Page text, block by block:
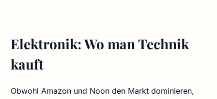
Elektronik: Wo man Technik
kauft
Obwohl Amazon und Noon den Markt dominieren,